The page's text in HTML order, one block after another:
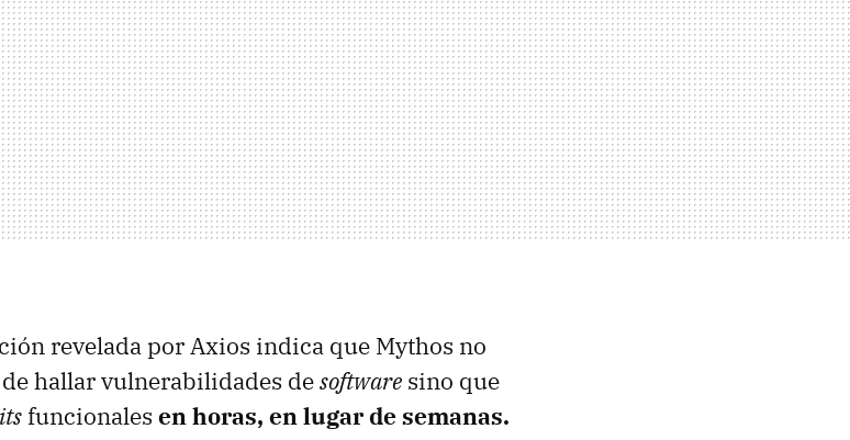
revelada por Axios indica que Mythos no
hallar vulnerabilidades desoftware sino que
funcionales en horas, en lugar de semanas.